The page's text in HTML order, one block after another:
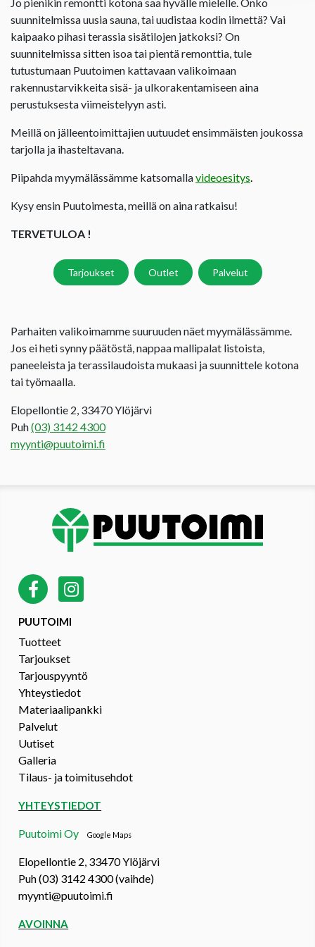
suunnitelmissa uusia sauna, tai uudistaa kodin ilmettä? Vai
kaipaako pihasi terassia sisätilojen jatkoksi? On
suunnitelmissa sitten isoa tai pientä remonttia, tule
tutustumaan Puutoimen kattavaan valikoimaan
rakennustarvikkeita sisä- ja ulkorakentamiseen aina
perustuksesta viimeistelyyn asti.
Meillä on jälleentoimittajien uutuudet ensimmäisten joukossa
tarjolla ja ihasteltavana.
Piipahda myymälässämme katsomallavideoesitys.
Kysy ensin Puutoimesta, meillä on aina ratkaisu!
TERVETULOA !
Tarjoukset Outlet Palvelut
Parhaiten valikoimamme suuruuden näet myymälässämme.
Jos ei heti synny päätöstä, nappaa mallipalat listoista,
paneeleista ja terassilaudoista mukaasi ja suunnittele kotona
tai työmaalla.
Elopellontie 2, 33470 Ylöjärvi
Puh(03) 3142 4300
myynti@puutoimi.fi
PUUTOIMI
Tuotteet
Tarjoukset
Tarjouspyyntö
Yhteystiedot
Materiaalipankki
Palvelut
Uutiset
Galleria
Tilaus- ja toimitusehdot
YHTEYSTIEDOT
Puutoimi OyGoogle Maps
Elopellontie 2, 33470 Ylöjärvi
Puh (03) 3142 4300 (vaihde)
myynti@puutoimi.fi
AVOINNA